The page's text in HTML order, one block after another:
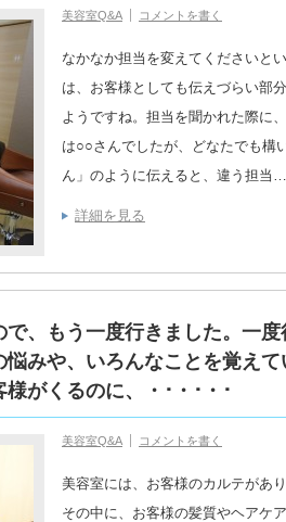
美容室Q&A コメントを書く
なかなか担当を変えてくださいと
は、お客様としても伝えづらい部
ようですね。担当を聞かれた際に
は○○さんでしたが、どなたでも構
ん」のように伝えると、違う担当…
詳細を見る
、もう一度行きました。一度
みや、いろんなことを覚えて
がくるのに、・･・･・･
美容室Q&A コメントを書く
美容室には、お客様のカルテがあり
その中に、お客様の髪質やヘアケ